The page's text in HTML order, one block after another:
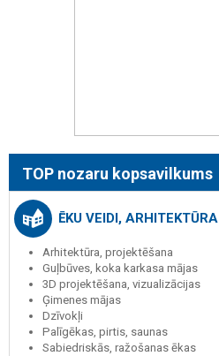
TOP nozaru kopsavilkums
ĒKU VEIDI, ARHITEKTŪRA
Arhitektūra, projektēšana
Guļbūves, koka karkasa mājas
3D projektēšana, vizualizācijas
Ģimenes mājas
Dzīvokļi
Palīgēkas, pirtis, saunas
Sabiedriskās, ražošanas ēkas